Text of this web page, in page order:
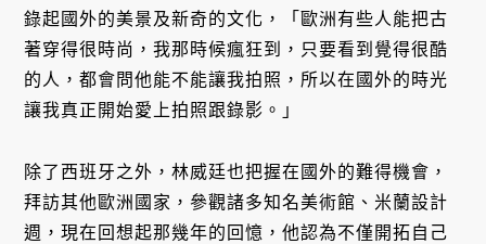
錄起國外的美景及新奇的文化，「歐洲有些人能把古
著穿得很時尚，我那時候瘋狂到，只要看到覺得很酷
的人，都會問他能不能讓我拍照，所以在國外的時光
讓我真正開始愛上拍照跟錄影。」
除了西班牙之外，林威廷也把握在國外的難得機會，
拜訪其他歐洲國家，參觀諸多知名美術館、米蘭設計
週，現在回想起那幾年的回憶，他認為不僅開拓自己